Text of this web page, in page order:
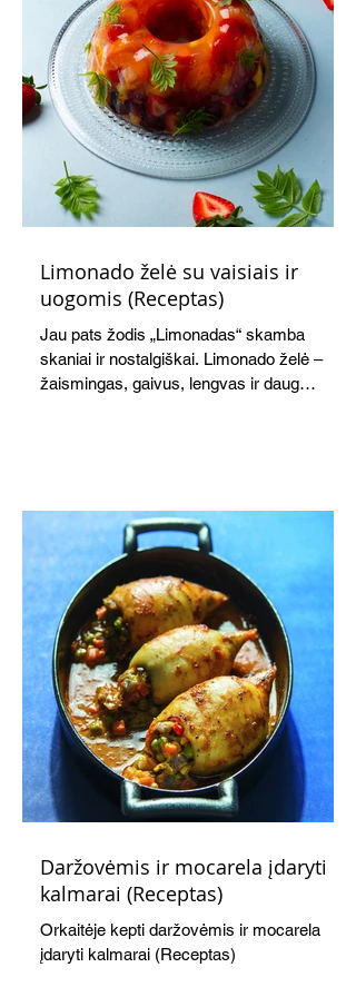
Limonado želė su vaisiais ir
uogomis (Receptas)
Jau pats žodis „Limonadas“ skamba
skaniai ir nostalgiškai. Limonado želė –
žaismingas, gaivus, lengvas ir daug
Daržovėmis ir mocarela įdaryti
kalmarai (Receptas)
Orkaitėje kepti daržovėmis ir mocarela
įdaryti kalmarai (Receptas)